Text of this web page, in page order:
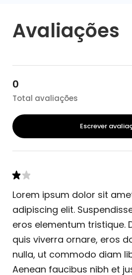
Avaliações
0
Total avaliações
Escrever
Lorem ipsum dolor sit
adipiscing elit.
eros elementum tristique.
quis viverra ornare, eros
nulla, ut commodo diam
Aenean faucibus nibh et